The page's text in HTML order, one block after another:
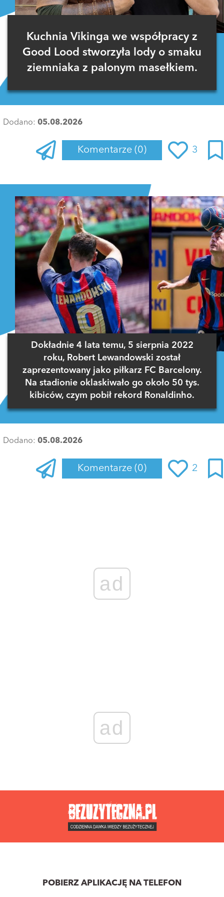
Kuchnia Vikinga we współpracy z
Good Lood stworzyła lody o smaku
ziemniaka z palonym masełkiem.
Dodano: 05.08.2026
Komentarze (0) 3
Dokładnie 4 lata temu, 5 sierpnia 2022
roku, Robert Lewandowski został
zaprezentowany jako piłkarz FC Barcelony.
Na stadionie oklaskiwało go około 50 tys.
kibiców, czym pobił rekord Ronaldinho.
Dodano: 05.08.2026
Komentarze (0) 2
ad
ad
POBIERZ APLIKACJĘ NA TELEFON